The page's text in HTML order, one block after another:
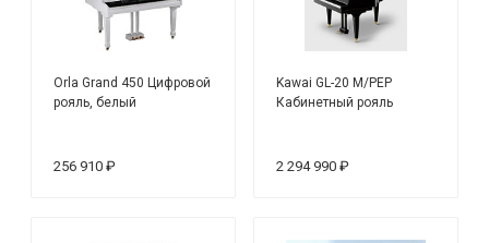
Orla Grand 450 Цифровой
рояль, белый
256 910 ₽
Kawai GL-20 M/PEP
Кабинетный рояль
2 294 990 ₽